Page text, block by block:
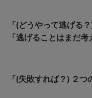
「(どうやって逃げる
「逃げることはまだ考
「(失敗すれば？) ２つ